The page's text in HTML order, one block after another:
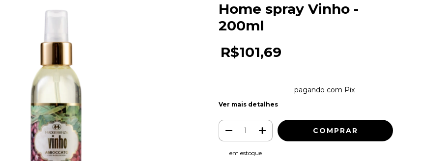
Home spray Vinho -
200ml
R$101,69
pagando com Pix
Ver mais detalhes
em estoque